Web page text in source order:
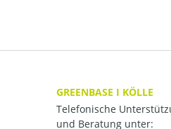
GREENBASE I KÖLLE
Telefonische
und Beratung unter: